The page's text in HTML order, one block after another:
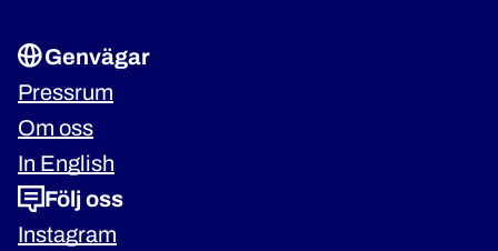
Genvägar
Pressrum
Om oss
In English
Följ oss
Instagram